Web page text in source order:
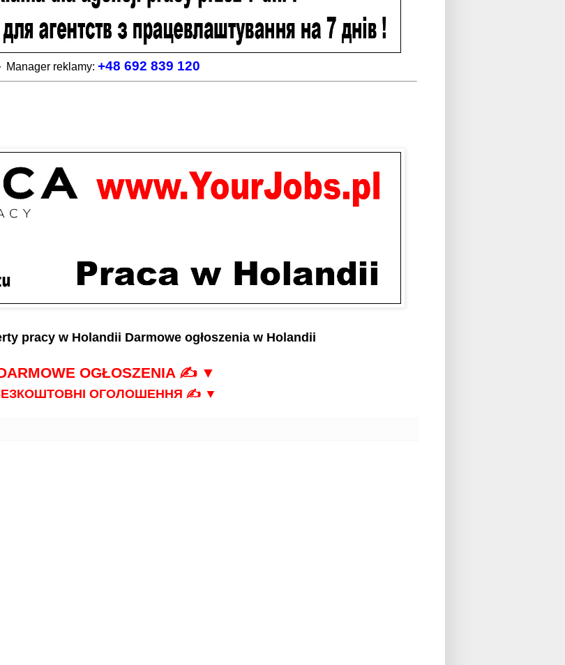
Manager reklamy: +48 692 839 120
pracy w Holandii Darmowe ogłoszenia w Holandii
OGŁOSZENIA✍ ▼
ОГОЛОШЕННЯ ✍ ▼